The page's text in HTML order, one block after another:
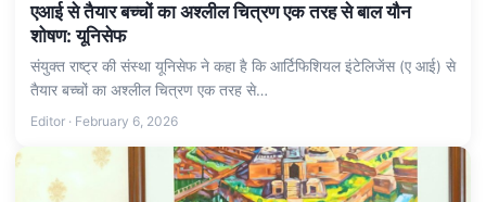
एआई से तैयार बच्‍चों का अश्‍लील चित्रण एक तरह से बाल यौन
शोषण: यूनिसेफ
संयुक्‍त राष्‍ट्र की संस्‍था यूनिसेफ ने कहा है कि आर्टिफिशियल इंटेलिजेंस (ए आई) से
तैयार बच्‍चों का अश्‍लील चित्रण एक तरह से…
Editor · February 6, 2026